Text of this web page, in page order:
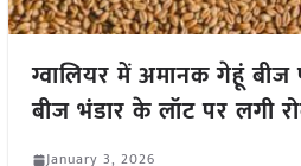
ग्वालियर में अमानक गेहूं
बीज भंडार के लॉट पर लगी
January 3, 2026